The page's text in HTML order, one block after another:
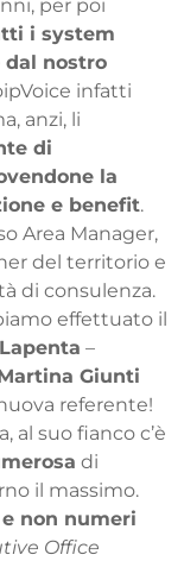
per poi
i system
nostro
infatti
anzi, li
di
la
e benefit.
Area Manager,
del territorio e
di consulenza.
effettuato il
–
Giunti
referente!
al suo fianco c’è
di
il massimo.
non numeri
Office